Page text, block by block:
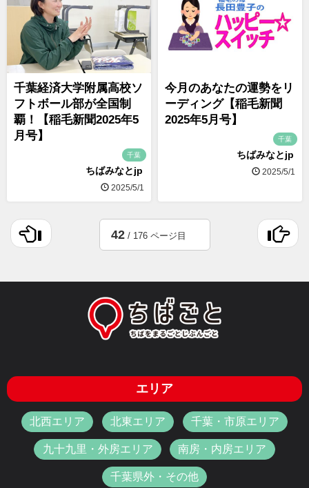
千葉経済大学附属高校ソ
フトボール部が全国制
覇！【稲毛新聞2025年5
月号】
千葉
ちばみなとjp
2025/5/1
今月のあなたの運勢をリ
ーディング【稲毛新聞
2025年5月号】
千葉
ちばみなとjp
2025/5/1
42/ 176 ページ目
エリア
北西エリア 北東エリア 千葉・市原エリア
九十九里・外房エリア 南房・内房エリア
千葉県外・その他